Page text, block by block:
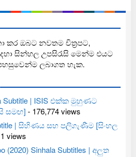
කර ඔබට නවතම චිත්‍රපට,
සින්හල උපසිරැසි මෙන්ම එයට
ලබාගත හැක.
Subtitle | ISIS එක්ක මුහුණට
සමඟ]- 176,774 views
| සිහිණය සහ පලිගැණීම [සිංහල
views
(2020) Sinhala Subtitles | අලුත